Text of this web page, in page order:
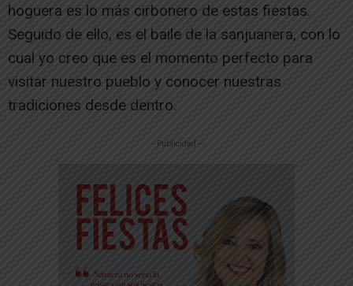
hoguera es lo más cirbonero de estas fiestas.
Seguido de ello, es el baile de la sanjuanera, con lo
cual yo creo que es el momento perfecto para
visitar nuestro pueblo y conocer nuestras
tradiciones desde dentro.
-- Publicidad --